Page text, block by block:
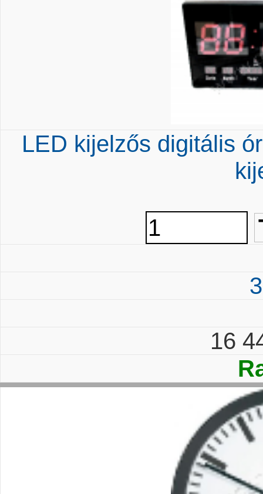
LED kijelzős digitális
16